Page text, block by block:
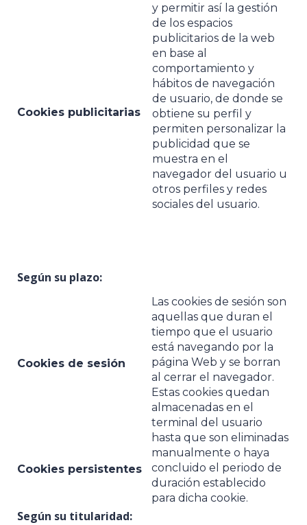
Cookies publicitarias
y permitir así la gestión
de los espacios
publicitarios de la web
en base al
comportamiento y
hábitos de navegación
de usuario, de donde se
obtiene su perfil y
permiten personalizar la
publicidad que se
muestra en el
navegador del usuario u
otros perfiles y redes
sociales del usuario.
Según su plazo:
Cookies de sesión
Las cookies de sesión son
aquellas que duran el
tiempo que el usuario
está navegando por la
página Web y se borran
al cerrar el navegador.
Cookies persistentes
Estas cookies quedan
almacenadas en el
terminal del usuario
hasta que son eliminadas
manualmente o haya
concluido el periodo de
duración establecido
para dicha cookie.
Según su titularidad: